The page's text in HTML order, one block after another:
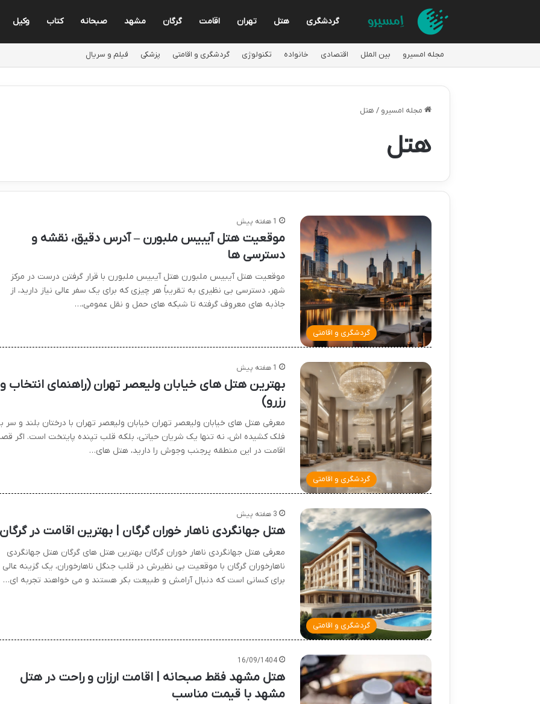
گردشگری هتل تهران اقامت گرگان مشهد صبحانه کتاب وکیل
مجله امسیرو بین الملل اقتصادی خانواده تکنولوژی گردشگری و اقامتی پزشکی فیلم و سریال
مجله امسیرو / هتل
هتل
گردشگری و اقامتی
1 هفته پیش
موقعیت هتل آیبیس ملبورن – آدرس دقیق، نقشه و
دسترسی ها
موقعیت هتل آیبیس ملبورن هتل آیبیس ملبورن با قرار گرفتن درست در مرکز
شهر، دسترسی بی نظیری به تقریباً هر چیزی که برای یک سفر عالی نیاز دارید، از
جاذبه های معروف گرفته تا شبکه های حمل و نقل عمومی،…
گردشگری و اقامتی
1 هفته پیش
بهترین هتل های خیابان ولیعصر تهران (راهنمای انتخاب و
رزرو)
معرفی هتل های خیابان ولیعصر تهران خیابان ولیعصر تهران با درختان بلند و سر
فلک کشیده اش، نه تنها یک شریان حیاتی، بلکه قلب تپنده پایتخت است. اگر
اقامت در این منطقه پرجنب وجوش را دارید، هتل های…
گردشگری و اقامتی
3 هفته پیش
هتل جهانگردی ناهار خوران گرگان | بهترین اقامت در
معرفی هتل جهانگردی ناهار خوران گرگان بهترین هتل های گرگان هتل جهانگردی
ناهارخوران گرگان با موقعیت بی نظیرش در قلب جنگل ناهارخوران، یک گزینه عالی
برای کسانی است که دنبال آرامش و طبیعت بکر هستند و می خواهند تجربه ای…
16/09/1404
هتل مشهد فقط صبحانه | اقامت ارزان و راحت در هتل
مشهد با قیمت مناسب